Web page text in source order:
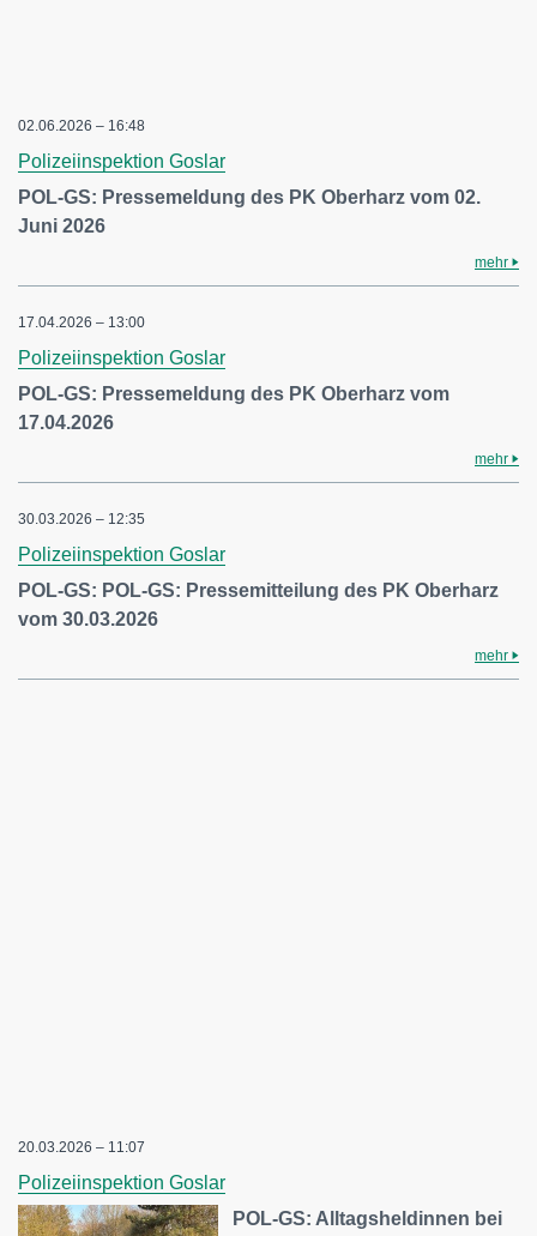
02.06.2026 – 16:48
Polizeiinspektion Goslar
POL-GS: Pressemeldung des PK Oberharz vom 02.
Juni 2026
mehr
17.04.2026 – 13:00
Polizeiinspektion Goslar
POL-GS: Pressemeldung des PK Oberharz vom
17.04.2026
mehr
30.03.2026 – 12:35
Polizeiinspektion Goslar
POL-GS: POL-GS: Pressemitteilung des PK Oberharz
vom 30.03.2026
mehr
20.03.2026 – 11:07
Polizeiinspektion Goslar
POL-GS: Alltagsheldinnen bei